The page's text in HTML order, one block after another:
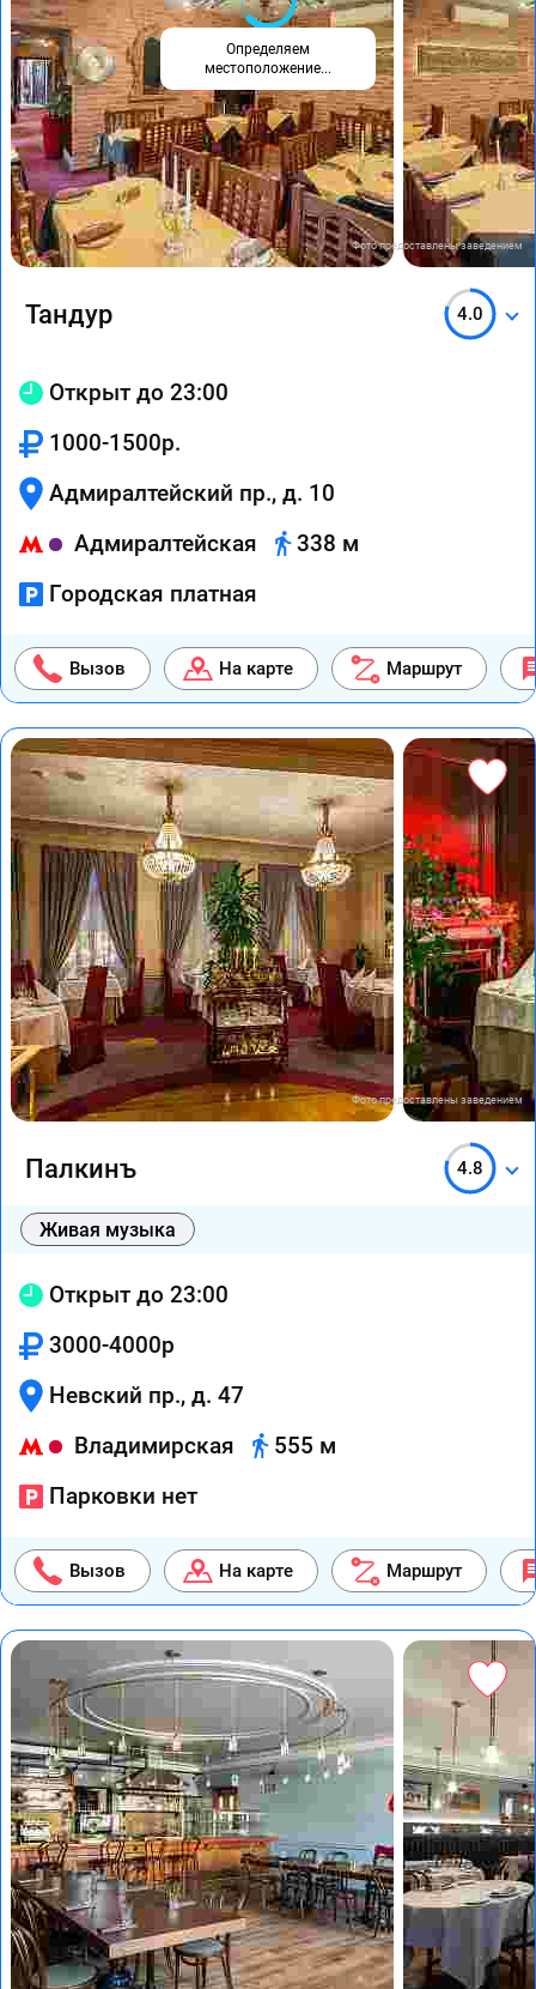
Фото предоставлены заведением
Тандур 4.0
Открыт до 23:00
1000-1500р.
Адмиралтейский пр., д. 10
Адмиралтейская
338 м
Городская платная
Вызов На карте Маршрут
Фото предоставлены заведением
Палкинъ 4.8
Живая музыка
Открыт до 23:00
3000-4000р
Невский пр., д. 47
Владимирская
555 м
Парковки нет
Вызов На карте Маршрут
Определяем
местоположение...